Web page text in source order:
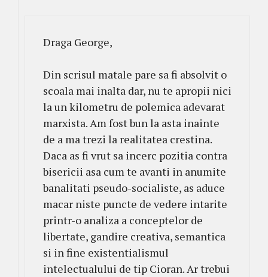
Draga George,
Din scrisul matale pare sa fi absolvit o
scoala mai inalta dar, nu te apropii nici
la un kilometru de polemica adevarat
marxista. Am fost bun la asta inainte
de a ma trezi la realitatea crestina.
Daca as fi vrut sa incerc pozitia contra
bisericii asa cum te avanti in anumite
banalitati pseudo-socialiste, as aduce
macar niste puncte de vedere intarite
printr-o analiza a conceptelor de
libertate, gandire creativa, semantica
si in fine existentialismul
intelectualului de tip Cioran. Ar trebui